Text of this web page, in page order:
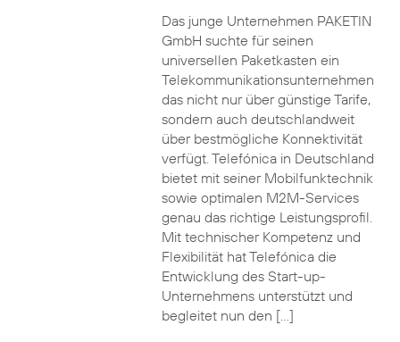
Das junge Unternehmen PAKETIN
GmbH suchte für seinen
universellen Paketkasten ein
Telekommunikationsunternehmen
das nicht nur über günstige Tarife,
sondern auch deutschlandweit
über bestmögliche Konnektivität
verfügt. Telefónica in Deutschland
bietet mit seiner Mobilfunktechnik
sowie optimalen M2M-Services
genau das richtige Leistungsprofil.
Mit technischer Kompetenz und
Flexibilität hat Telefónica die
Entwicklung des Start-up-
Unternehmens unterstützt und
begleitet nun den […]